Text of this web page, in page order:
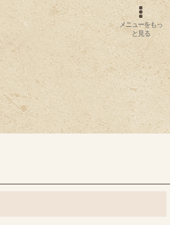
メニューをもっ
と見る